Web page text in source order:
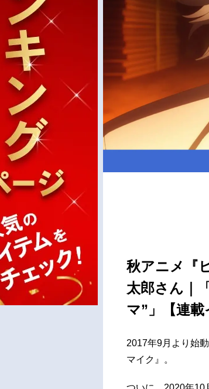
秋アニメ『
太郎さん｜
マ”」【連載
2017年9月より始
マイク』。